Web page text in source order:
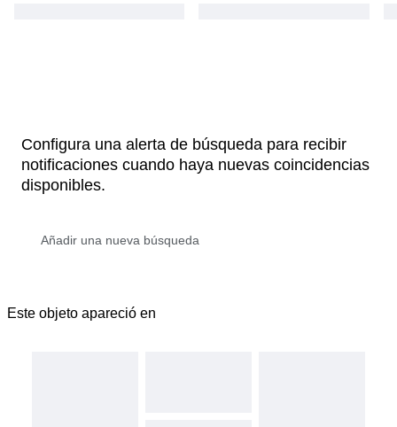
Configura una alerta de búsqueda para recibir
notificaciones cuando haya nuevas coincidencias
disponibles.
Este objeto apareció en